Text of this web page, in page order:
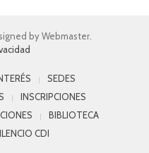
by Webmaster.
SEDES
INSCRIPCIONES
BIBLIOTECA
CDI